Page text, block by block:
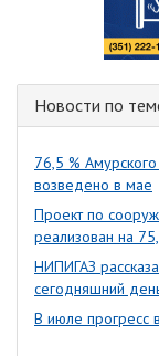
Новости по
76,5 %
возведено в мае
Проект по
реализован на
НИПИГАЗ
сегодняшний
В июле прогресс